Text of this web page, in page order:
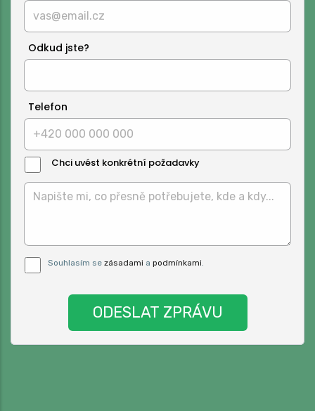
Odkud jste?
Telefon
Chci uvést konkrétní požadavky
Zprávy:
Pro odeslání musite odsouhlasit naše
podmínky.
Souhlasím se zásadami a podmínkami.